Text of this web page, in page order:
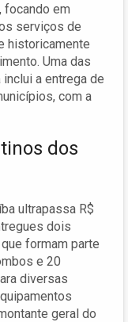
focando em
serviços de
historicamente
Uma das
a entrega de
com a
dos
ultrapassa R$
dois
formam parte
e 20
diversas
geral do